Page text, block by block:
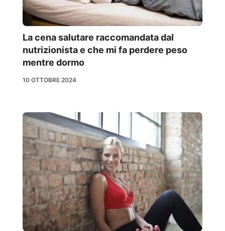
La cena salutare raccomandata dal
nutrizionista e che mi fa perdere peso
mentre dormo
10 OTTOBRE 2024